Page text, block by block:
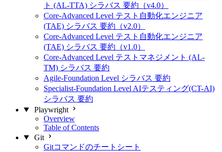
ト (AL-TTA) シラバス 要約（v4.0）
Core-Advanced Level テスト自動化エンジニア
(TAE) シラバス 要約（v2.0）
Core-Advanced Level テスト自動化エンジニア
(TAE) シラバス 要約（v1.0）
Core-Advanced Level テストマネジメント (AL-
TM) シラバス 要約
Agile-Foundation Level シラバス 要約
Specialist-Foundation Level AIテスティング(CT-AI)
シラバス 要約
Playwright
Overview
Table of Contents
Git
Gitコマンドのチートシート